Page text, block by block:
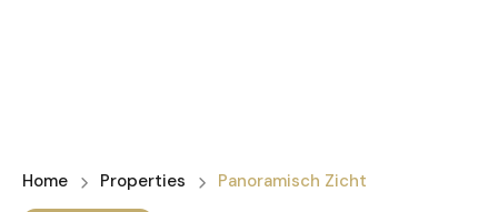
Home Properties Panoramisch Zicht